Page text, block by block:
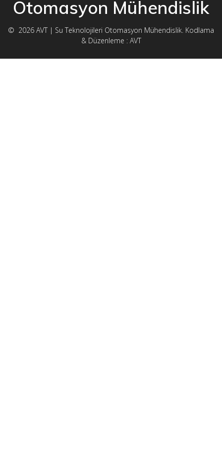
Otomasyon Mühendislik
© 2026 AVT | Su Teknolojileri Otomasyon Mühendislik. Kodlama
& Düzenleme : AVT